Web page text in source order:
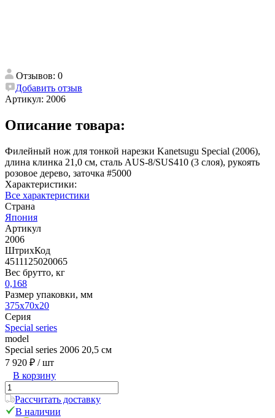
Отзывов: 0
Добавить отзыв
Артикул: 2006
Описание товара:
Филейный нож для тонкой нарезки Kanetsugu Special (2006),
длина клинка 21,0 см, сталь AUS-8/SUS410 (3 слоя), рукоять
розовое дерево, заточка #5000
Характеристики:
Все характеристики
Страна
Япония
Артикул
2006
ШтрихКод
4511125020065
Вес брутто, кг
0,168
Размер упаковки, мм
375x70x20
Серия
Special series
model
Special series 2006 20,5 см
7 920 ₽ / шт
В корзину
Рассчитать доставку
В наличии